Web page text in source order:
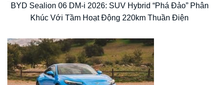
BYD Sealion 06 DM-i 2026: SUV Hybrid “Phá Đảo” Phân
Khúc Với Tầm Hoạt Động 220km Thuần Điện